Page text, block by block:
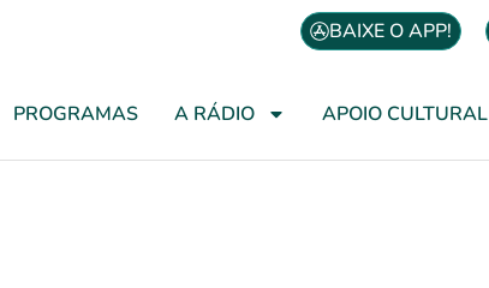
BAIXE O APP!
PROGRAMAS A RÁDIO APOIO CULTURAL